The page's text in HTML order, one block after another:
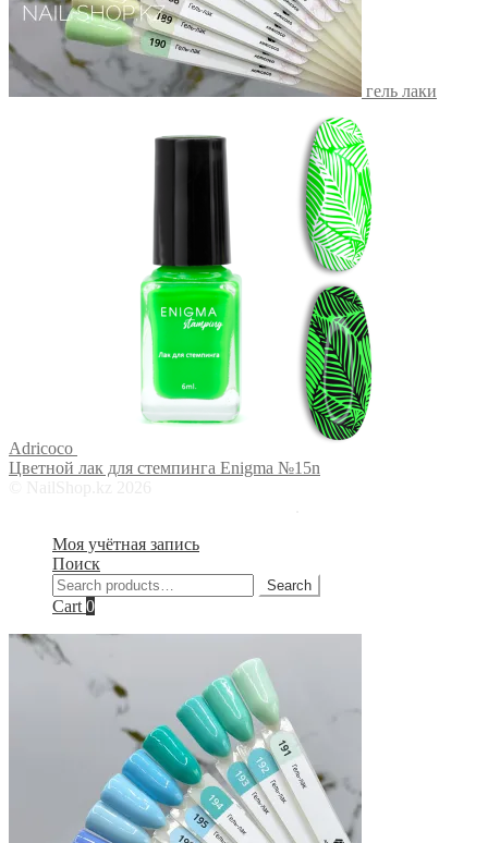
гель лаки
Adricoco
Цветной лак для стемпинга Enigma №15n
Моя учётная запись
Поиск
Search
for:
Search
Cart 0